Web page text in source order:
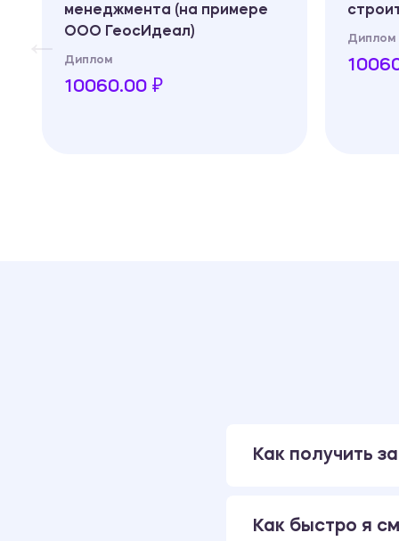
менеджмента (на примере
ООО ГеосИдеал)
Диплом
10060.00 ₽
Диплом
Как получить
Как быстро я